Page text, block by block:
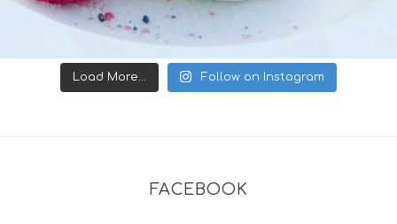
Load More... Follow on Instagram
FACEBOOK